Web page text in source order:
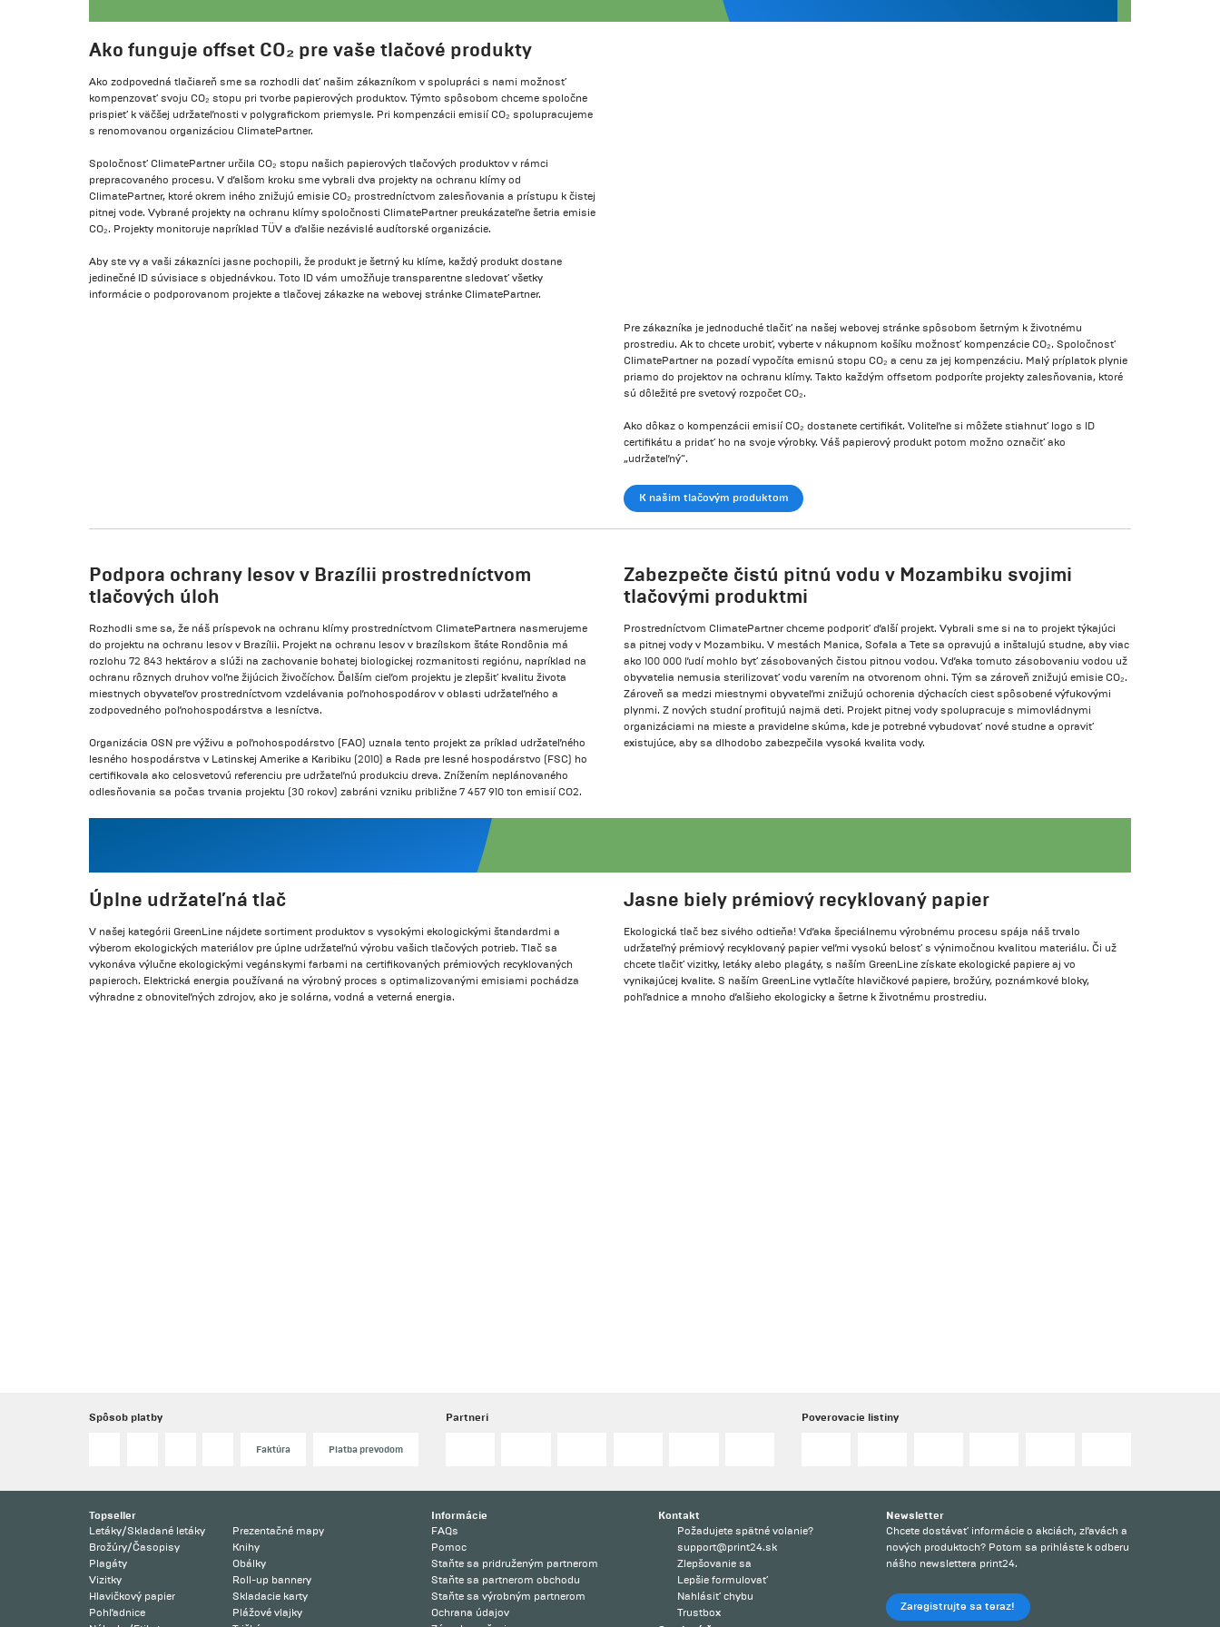
Ako funguje offset CO₂ pre vaše tlačové produkty
Ako zodpovedná tlačiareň sme sa rozhodli dať našim zákazníkom v spolupráci s nami možnosť
kompenzovať svoju CO₂ stopu pri tvorbe papierových produktov. Týmto spôsobom chceme spoločne
prispieť k väčšej udržateľnosti v polygrafickom priemysle. Pri kompenzácii emisií CO₂ spolupracujeme
s renomovanou organizáciou ClimatePartner.
Spoločnosť ClimatePartner určila CO₂ stopu našich papierových tlačových produktov v rámci
prepracovaného procesu. V ďalšom kroku sme vybrali dva projekty na ochranu klímy od
ClimatePartner, ktoré okrem iného znižujú emisie CO₂ prostredníctvom zalesňovania a prístupu k čistej
pitnej vode. Vybrané projekty na ochranu klímy spoločnosti ClimatePartner preukázateľne šetria emisie
CO₂. Projekty monitoruje napríklad TÜV a ďalšie nezávislé audítorské organizácie.
Aby ste vy a vaši zákazníci jasne pochopili, že produkt je šetrný ku klíme, každý produkt dostane
jedinečné ID súvisiace s objednávkou. Toto ID vám umožňuje transparentne sledovať všetky
informácie o podporovanom projekte a tlačovej zákazke na webovej stránke ClimatePartner.
Pre zákazníka je jednoduché tlačiť na našej webovej stránke spôsobom šetrným k životnému
prostrediu. Ak to chcete urobiť, vyberte v nákupnom košíku možnosť kompenzácie CO₂. Spoločnosť
ClimatePartner na pozadí vypočíta emisnú stopu CO₂ a cenu za jej kompenzáciu. Malý príplatok plynie
priamo do projektov na ochranu klímy. Takto každým offsetom podporíte projekty zalesňovania, ktoré
sú dôležité pre svetový rozpočet CO₂.
Ako dôkaz o kompenzácii emisií CO₂ dostanete certifikát. Voliteľne si môžete stiahnuť logo s ID
certifikátu a pridať ho na svoje výrobky. Váš papierový produkt potom možno označiť ako
„udržateľný“.
K našim tlačovým produktom
Podpora ochrany lesov v Brazílii prostredníctvom
tlačových úloh
Rozhodli sme sa, že náš príspevok na ochranu klímy prostredníctvom ClimatePartnera nasmerujeme
do projektu na ochranu lesov v Brazílii. Projekt na ochranu lesov v brazílskom štáte Rondônia má
rozlohu 72 843 hektárov a slúži na zachovanie bohatej biologickej rozmanitosti regiónu, napríklad na
ochranu rôznych druhov voľne žijúcich živočíchov. Ďalším cieľom projektu je zlepšiť kvalitu života
miestnych obyvateľov prostredníctvom vzdelávania poľnohospodárov v oblasti udržateľného a
zodpovedného poľnohospodárstva a lesníctva.
Organizácia OSN pre výživu a poľnohospodárstvo (FAO) uznala tento projekt za príklad udržateľného
lesného hospodárstva v Latinskej Amerike a Karibiku (2010) a Rada pre lesné hospodárstvo (FSC) ho
certifikovala ako celosvetovú referenciu pre udržateľnú produkciu dreva. Znížením neplánovaného
odlesňovania sa počas trvania projektu (30 rokov) zabráni vzniku približne 7 457 910 ton emisií CO2.
Zabezpečte čistú pitnú vodu v Mozambiku svojimi
tlačovými produktmi
Prostredníctvom ClimatePartner chceme podporiť ďalší projekt. Vybrali sme si na to projekt týkajúci
sa pitnej vody v Mozambiku. V mestách Manica, Sofala a Tete sa opravujú a inštalujú studne, aby viac
ako 100 000 ľudí mohlo byť zásobovaných čistou pitnou vodou. Vďaka tomuto zásobovaniu vodou už
obyvatelia nemusia sterilizovať vodu varením na otvorenom ohni. Tým sa zároveň znižujú emisie CO₂.
Zároveň sa medzi miestnymi obyvateľmi znižujú ochorenia dýchacích ciest spôsobené výfukovými
plynmi. Z nových studní profitujú najmä deti. Projekt pitnej vody spolupracuje s mimovládnymi
organizáciami na mieste a pravidelne skúma, kde je potrebné vybudovať nové studne a opraviť
existujúce, aby sa dlhodobo zabezpečila vysoká kvalita vody.
Úplne udržateľná tlač
V našej kategórii GreenLine nájdete sortiment produktov s vysokými ekologickými štandardmi a
výberom ekologických materiálov pre úplne udržateľnú výrobu vašich tlačových potrieb. Tlač sa
vykonáva výlučne ekologickými vegánskymi farbami na certifikovaných prémiových recyklovaných
papieroch. Elektrická energia používaná na výrobný proces s optimalizovanými emisiami pochádza
výhradne z obnoviteľných zdrojov, ako je solárna, vodná a veterná energia.
Jasne biely prémiový recyklovaný papier
Ekologická tlač bez sivého odtieňa! Vďaka špeciálnemu výrobnému procesu spája náš trvalo
udržateľný prémiový recyklovaný papier veľmi vysokú belosť s výnimočnou kvalitou materiálu. Či už
chcete tlačiť vizitky, letáky alebo plagáty, s naším GreenLine získate ekologické papiere aj vo
vynikajúcej kvalite. S naším GreenLine vytlačíte hlavičkové papiere, brožúry, poznámkové bloky,
pohľadnice a mnoho ďalšieho ekologicky a šetrne k životnému prostrediu.
Spôsob platby
Faktúra Platba prevodom
Partneri Poverovacie listiny
Topseller
Letáky/Skladané letáky
Brožúry/Časopisy
Plagáty
Vizitky
Hlavičkový papier
Pohľadnice
Prezentačné mapy
Knihy
Obálky
Roll-up bannery
Skladacie karty
Plážové vlajky
Informácie
FAQs
Pomoc
Staňte sa pridruženým partnerom
Staňte sa partnerom obchodu
Staňte sa výrobným partnerom
Ochrana údajov
Kontakt
Požadujete spätné volanie?
support@print24.sk
Zlepšovanie sa
Lepšie formulovať
Nahlásiť chybu
Trustbox
Newsletter
Chcete dostávať informácie o akciách, zľavách a
nových produktoch? Potom sa prihláste k odberu
nášho newslettera print24.
Zaregistrujte sa teraz!